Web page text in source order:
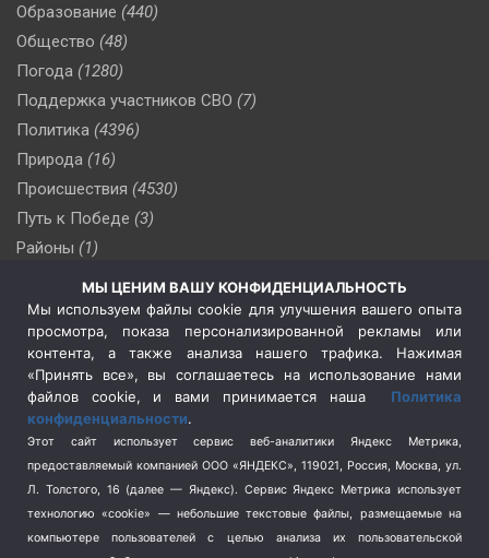
Образование (440)
Общество (48)
Погода (1280)
Поддержка участников СВО (7)
Политика (4396)
Природа (16)
Происшествия (4530)
Путь к Победе (3)
Районы (1)
(509)
Сельское хозяйство (3)
Социальная политика
(3)
Спецоперация в Украине
Спецоперация на Украине
(404)
Спорт (740)
Терроризм (1)
Транспорт (262)
Туризм (178)
МЫ ЦЕНИМ ВАШУ КОНФИДЕНЦИАЛЬНОСТЬ
Мы используем файлы cookie для улучшения вашего опыта
просмотра, показа персонализированной рекламы или
контента, а также анализа нашего трафика. Нажимая
«Принять все», вы соглашаетесь на использование нами
файлов cookie, и вами принимается наша Политика
конфиденциальности.
Этот сайт использует сервис веб-аналитики Яндекс Метрика,
предоставляемый компанией ООО «ЯНДЕКС», 119021, Россия, Москва, ул.
Л. Толстого, 16 (далее — Яндекс). Сервис Яндекс Метрика использует
технологию «cookie» — небольшие текстовые файлы, размещаемые на
компьютере пользователей с целью анализа их пользовательской